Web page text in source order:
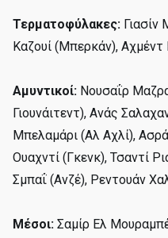
Τερματοφύλακες:
Καζουί (Μπερκάν),
Αμυντικοί: Νουσαΐρ
Γιουνάιτεντ), Ανάς
Μπελαμάρι (Αλ Αχλί),
Ουαχντί (Γκενκ), Τσαντί
Σμπαΐ (Ανζέ), Ρεντουάν
Μέσοι: Σαμίρ Ελ